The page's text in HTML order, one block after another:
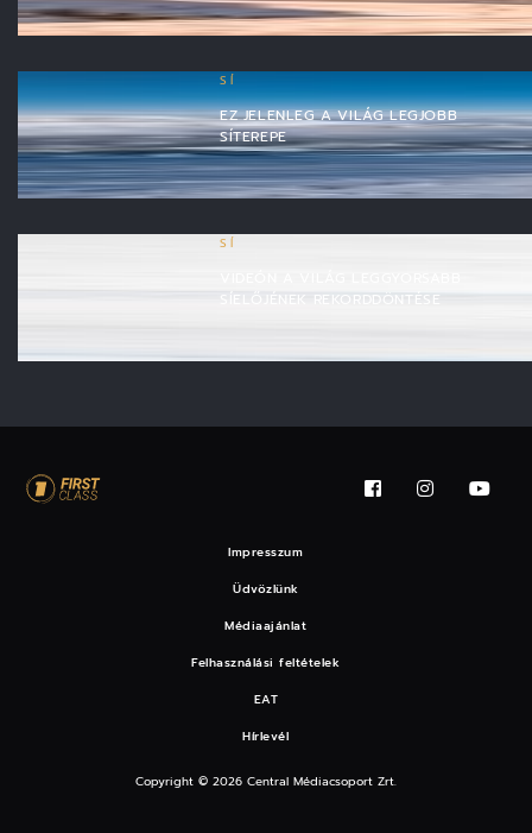
SÍ
EZ JELENLEG A VILÁG LEGJOBB
SÍTEREPE
SÍ
SÍELŐJÉNEK REKORDDÖNTÉSE
Impresszum
Üdvözlünk
Médiaajánlat
Felhasználási feltételek
EAT
Hírlevél
Copyright © 2026 Central Médiacsoport Zrt.